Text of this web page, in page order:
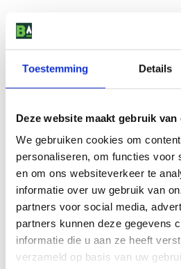
Toestemming Details
Deze website maakt gebruik van
We gebruiken cookies om
personaliseren, om functies voor
en om ons websiteverkeer te
informatie over uw gebruik van
partners voor social media,
partners kunnen deze gegevens
informatie die u aan ze heeft
verzameld op basis van uw
Temperatuur eenvoudig te regelen
Deze BBQ is populair vanwege zijn
veelzijdigheid. Met de Weber Q1400
iedereen die een passie heeft voor
The Bastard Compact
The Bastard Compact 2021
is een
wie graag in kleinere ruimtes
in een stadstuin. Ondanks zijn
hoogwaardige prestaties die je van
Met een grilloppervlak van 33 cm is